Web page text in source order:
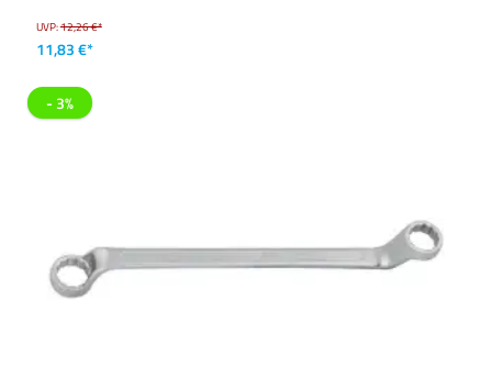
UVP:12,26 €*
11,83 €*
- 3%